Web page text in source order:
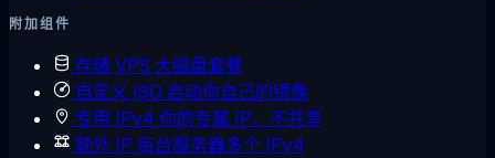
附加组件
存储 VPS 大磁盘套餐
自定义 ISO 启动你自己的镜像
专用 IPv4 你的专属 IP，不共享
额外 IP 每台服务器多个 IPv4